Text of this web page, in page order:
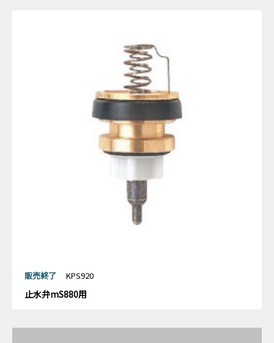
販売終了 KPS920
止水弁mS880用